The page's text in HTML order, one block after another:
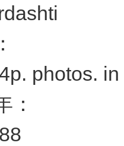
photos.
：